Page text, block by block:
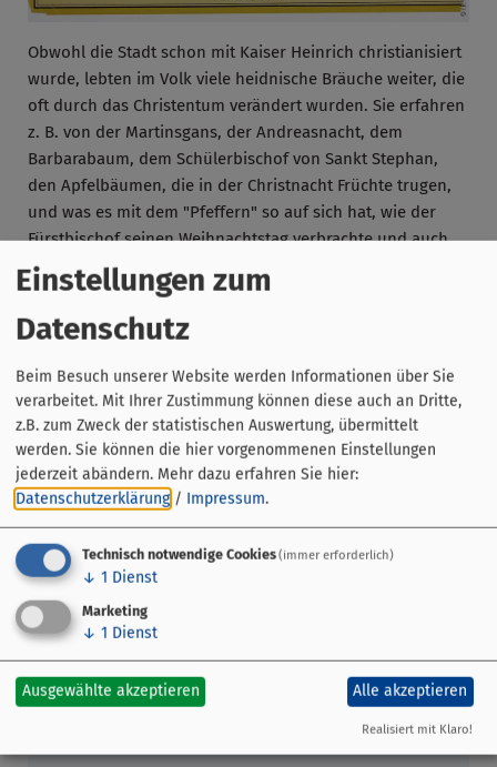
Obwohl die Stadt schon mit Kaiser Heinrich christianisiert
wurde, lebten im Volk viele heidnische Bräuche weiter, die
oft durch das Christentum verändert wurden. Sie erfahren
z. B. von der Martinsgans, der Andreasnacht, dem
Barbarabaum, dem Schülerbischof von Sankt Stephan,
den Apfelbäumen, die in der Christnacht Früchte trugen,
und was es mit dem "Pfeffern" so auf sich hat, wie der
Fürstbischof seinen Weihnachtstag verbrachte und auch
was in den "Raunächten" geschah. Eine außergewöhnliche
Person war der "Perlefex", der nachts, besonders in den
"Raunächten", Bambergs Gassen unsicher machte.
Sonntag: 30.11., 07.12., 14.12. und 21.12.25
Freitag: 26.12.25 (2. Weihnachtstag)
(Weitere Termine für 17:00 Uhr: Samstags im Dezember)
Einstellungen zum
Datenschutz
Beim Besuch unserer Website werden Informationen über Sie
verarbeitet. Mit Ihrer Zustimmung können diese auch an Dritte,
z.B. zum Zweck der statistischen Auswertung, übermittelt
werden. Sie können die hier vorgenommenen Einstellungen
jederzeit abändern. Mehr dazu erfahren Sie hier:
Datenschutzerklärung / Impressum.
Technisch notwendige Cookies(immer erforderlich)
↓ 1 Dienst
Marketing
↓ 1 Dienst
Ausgewählte akzeptieren Alle akzeptieren
Realisiert mit Klaro!